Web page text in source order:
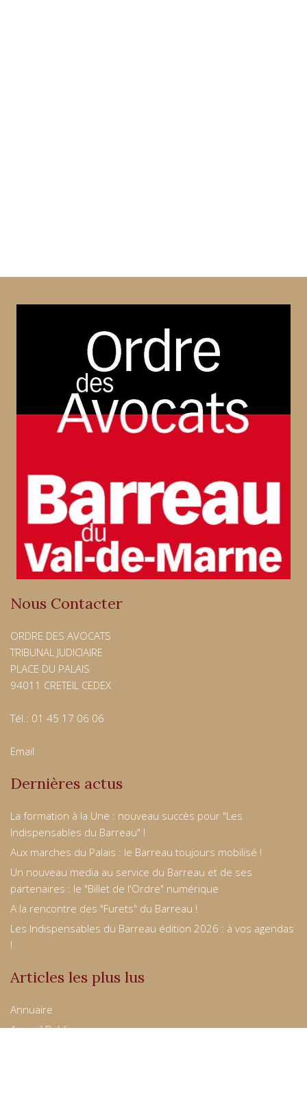
Nous Contacter
ORDRE DES AVOCATS
TRIBUNAL JUDICIAIRE
PLACE DU PALAIS
94011 CRETEIL CEDEX
Tél.: 01 45 17 06 06
Email
Dernières actus
La formation à la Une : nouveau succès pour "Les
Indispensables du Barreau" !
Aux marches du Palais : le Barreau toujours mobilisé !
Un nouveau media au service du Barreau et de ses
partenaires : le "Billet de l'Ordre" numérique
A la rencontre des "Furets" du Barreau !
Les Indispensables du Barreau édition 2026 : à vos agendas
!
Articles les plus lus
Annuaire
Accueil Public